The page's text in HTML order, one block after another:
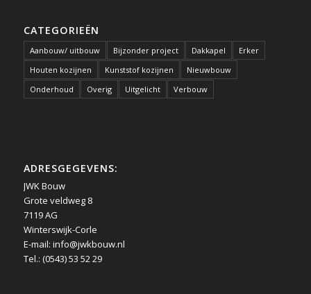
CATEGORIEËN
Aanbouw/ uitbouw Bijzonder project Dakkapel
Erker
Houten kozijnen
Kunststof kozijnen
Nieuwbouw
Onderhoud
Overig Uitgelicht Verbouw
ADRESGEGEVENS:
JWK Bouw
Grote veldweg 8
7119 AG
Winterswijk-Corle
E-mail: info@jwkbouw.nl
Tel.: (0543) 53 52 29